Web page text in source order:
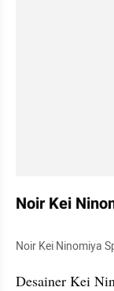
Noir Kei
Noir Kei Ninomiya
Desainer Kei